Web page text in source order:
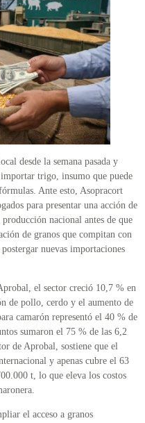
desde la semana pasada y
trigo, insumo que puede
Ante esto, Asopracort
para presentar una acción de
nacional antes de que
de granos que compitan con
nuevas importaciones
el sector creció 10,7 % en
de pollo, cerdo y el aumento de
camarón representó el 40 % de
sumaron el 75 % de las 6,2
de Aprobal, sostiene que el
y apenas cubre el 63
t, lo que eleva los costos
el acceso a granos